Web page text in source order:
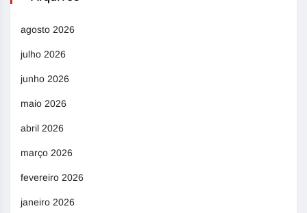
agosto 2026
julho 2026
junho 2026
maio 2026
abril 2026
março 2026
fevereiro 2026
janeiro 2026